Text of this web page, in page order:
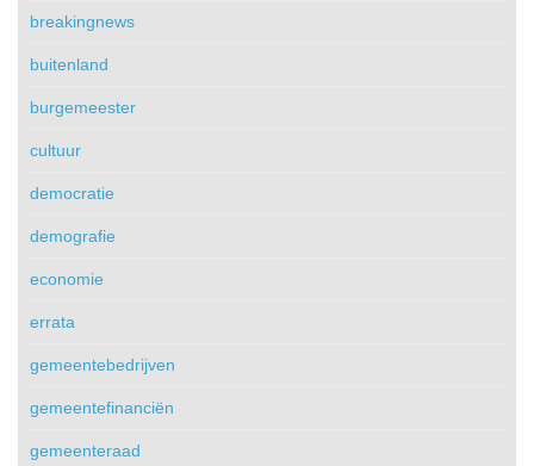
breakingnews
buitenland
burgemeester
cultuur
democratie
demografie
economie
errata
gemeentebedrijven
gemeentefinanciën
gemeenteraad